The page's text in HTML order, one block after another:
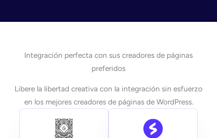
Integración perfecta con sus creadores de páginas
preferidos
Libere la libertad creativa con la integración sin esfuerzo
en los mejores creadores de páginas de WordPress.